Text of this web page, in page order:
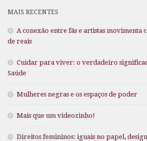
MAIS RECENTES
A conexão entre fãs e artistas movimenta
de reais
Cuidar para viver: o verdadeiro
Saúde
Mulheres negras e os espaços de poder
Mais que um videozinho!
Direitos femininos: iguais no papel,